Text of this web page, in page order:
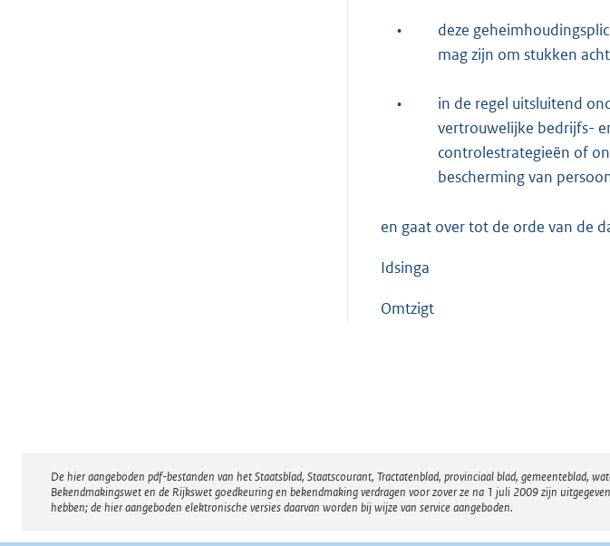
•
deze
mag zijn om stukken
•
in de regel uitsluitend
vertrouwelijke bedrijfs-
controlestrategieën of
bescherming van
en gaat over tot de orde van de
Idsinga
Omtzigt
Disclaimer
De hier aangeboden pdf-bestanden van het Staatsblad, Staatscourant, Tractatenblad, provinciaal blad, gemeenteblad,
Bekendmakingswet en de Rijkswet goedkeuring en bekendmaking verdragen voor zover ze na 1 juli 2009 zijn
hebben; de hier aangeboden elektronische versies daarvan worden bij wijze van service aangeboden.